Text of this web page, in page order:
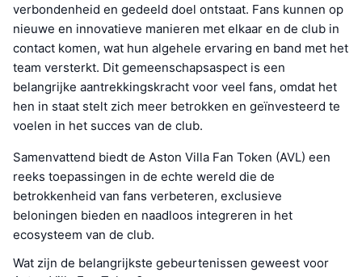
verbondenheid en gedeeld doel ontstaat. Fans kunnen op
nieuwe en innovatieve manieren met elkaar en de club in
contact komen, wat hun algehele ervaring en band met het
team versterkt. Dit gemeenschapsaspect is een
belangrijke aantrekkingskracht voor veel fans, omdat het
hen in staat stelt zich meer betrokken en geïnvesteerd te
voelen in het succes van de club.
Samenvattend biedt de Aston Villa Fan Token (AVL) een
reeks toepassingen in de echte wereld die de
betrokkenheid van fans verbeteren, exclusieve
beloningen bieden en naadloos integreren in het
ecosysteem van de club.
Wat zijn de belangrijkste gebeurtenissen geweest voor